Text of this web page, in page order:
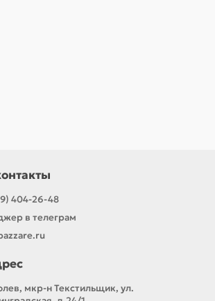
404-26-48
в телеграм
мкр-н Текстильщик, ул.